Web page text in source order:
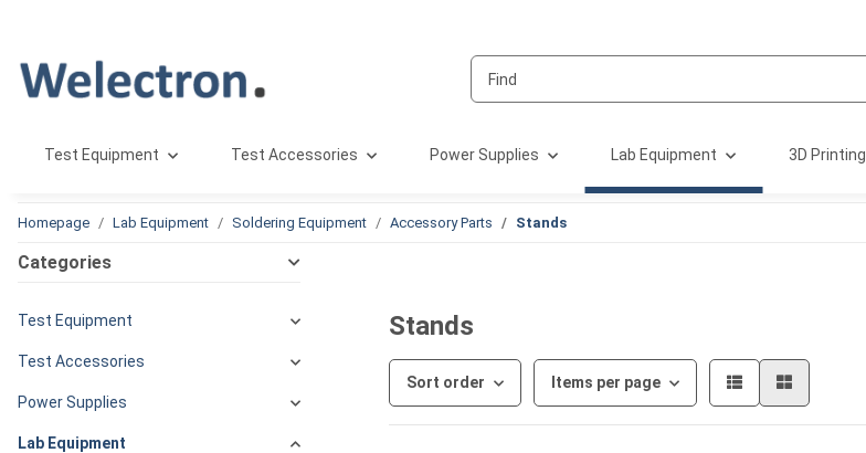
Test Equipment Test Accessories Power Supplies Lab Equipment 3D Printing
Homepage Lab Equipment Soldering Equipment Accessory Parts Stands
Stands
Sort order Items per page
Categories
Test Equipment
Test Accessories
Power Supplies
Lab Equipment